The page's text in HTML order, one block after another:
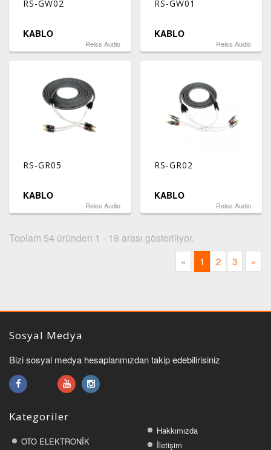
RS-GW02
KABLO
Reiss Audio
RS-GW01
KABLO
Reiss Audio
RS-GR05
KABLO
Reiss Audio
RS-GR02
KABLO
Reiss Audio
Toplam 54 üründen 1 - 18 arası gösteriliyor.
« 1 2 3 »
Sosyal Medya
Bizi sosyal medya hesaplarımızdan takip edebilirisiniz
Kategoriler
OTO ELEKTRONİK
Hakkımızda
İletişim